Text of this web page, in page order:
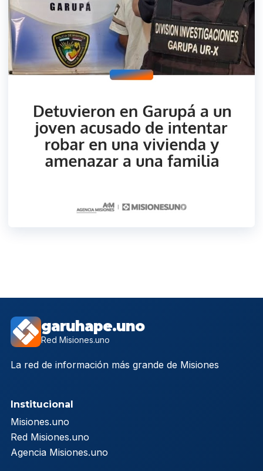
garuhape.uno
Red Misiones.uno
La red de información más grande de Misiones
Institucional
Misiones.uno
Red Misiones.uno
Agencia Misiones.uno